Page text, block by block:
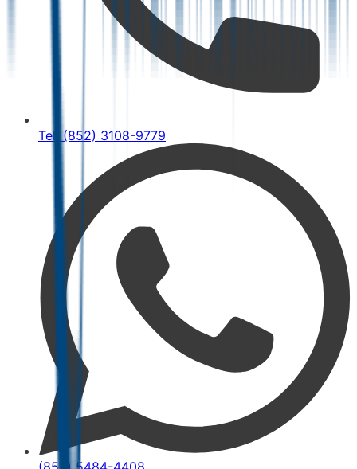
Tel: (852) 3108-9779